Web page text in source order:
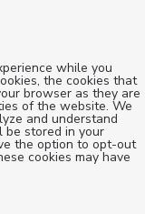
while you
the cookies that
browser as they are
of the website. We
and understand
be stored in your
the option to opt-out
cookies may have